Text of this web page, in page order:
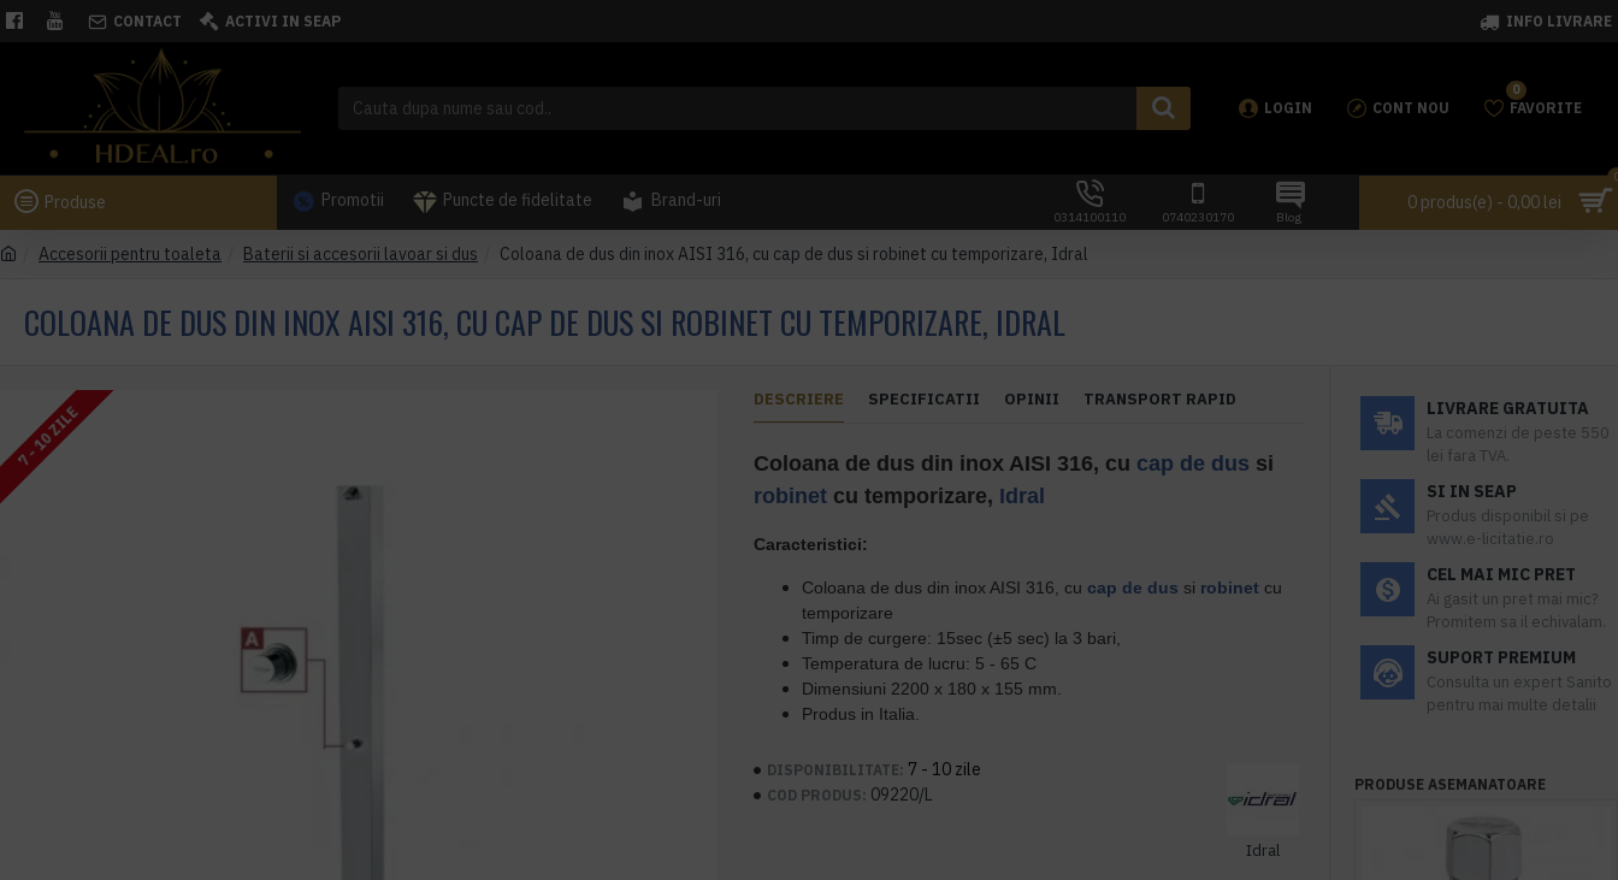
CONTACT ACTIVI IN SEAP INFO LIVRARE
LOGIN CONT NOU FAVORITE
0
Produse Promotii Puncte de fidelitate Brand-uri
0314100110 0740230170 Blog
0 produs(e) - 0,00 lei
Accesorii pentru toaleta Baterii si accesorii lavoar si dus Coloana de dus din inox AISI 316, cu cap de dus si robinet cu temporizare, Idral
COLOANA DE DUS DIN INOX AISI 316, CU CAP DE DUS SI ROBINET CU TEMPORIZARE, IDRAL
7 - 10 ZILE
DESCRIERE SPECIFICATII OPINII TRANSPORT RAPID
Coloana de dus din inox AISI 316, cu cap de dus si
robinet cu temporizare, Idral
Caracteristici:
Coloana de dus din inox AISI 316, cu cap de dus si robinet cu
temporizare
Timp de curgere: 15sec (±5 sec) la 3 bari,
Temperatura de lucru: 5 - 65 C
Dimensiuni 2200 x 180 x 155 mm.
Produs in Italia.
DISPONIBILITATE: 7 - 10 zile
COD PRODUS: 09220/L
Idral
LIVRARE GRATUITA
La comenzi de peste 550
lei fara TVA.
SI IN SEAP
Produs disponibil si pe
www.e-licitatie.ro
CEL MAI MIC PRET
Ai gasit un pret mai mic?
Promitem sa il echivalam.
SUPORT PREMIUM
Consulta un expert Sanito
pentru mai multe detalii
PRODUSE ASEMANATOARE